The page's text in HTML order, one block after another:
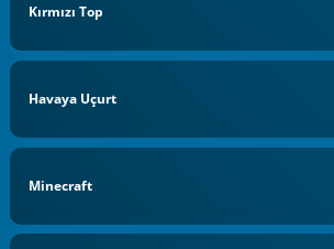
Kırmızı Top
Havaya Uçurt
Minecraft